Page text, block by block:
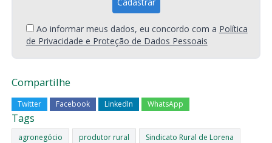
Ao informar meus dados, eu concordo com a Política
de Privacidade e Proteção de Dados Pessoais
Compartilhe
Twitter Facebook LinkedIn WhatsApp
Tags
agronegócio produtor rural Sindicato Rural de Lorena